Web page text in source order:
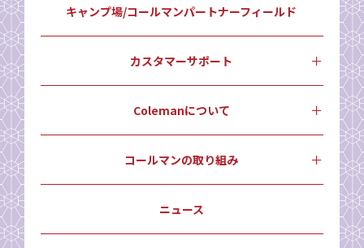
キャンプ場/コールマンパートナーフィールド
カスタマーサポート
Colemanについて
コールマンの取り組み
ニュース